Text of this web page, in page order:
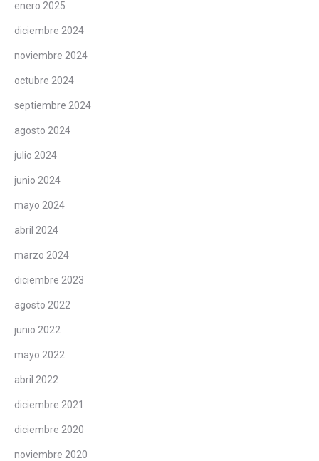
enero 2025
diciembre 2024
noviembre 2024
octubre 2024
septiembre 2024
agosto 2024
julio 2024
junio 2024
mayo 2024
abril 2024
marzo 2024
diciembre 2023
agosto 2022
junio 2022
mayo 2022
abril 2022
diciembre 2021
diciembre 2020
noviembre 2020